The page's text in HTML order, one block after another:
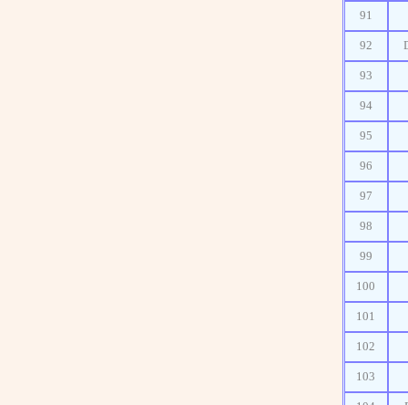
91
92
93
94
95
96
97
98
99
100
101
102
103